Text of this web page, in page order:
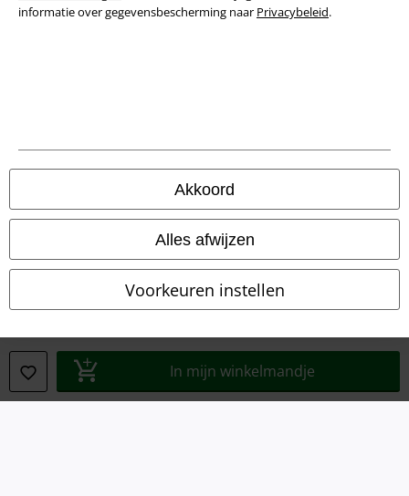
informatie over gegevensbescherming naar Privacybeleid.
Akkoord
Alles afwijzen
Voorkeuren instellen
In mijn winkelmandje
Algemene Voorwaarden
Verklaring van conformiteit
Informatie over toegankelijkheid
Cookie-instellingen
Annuleer bestelling